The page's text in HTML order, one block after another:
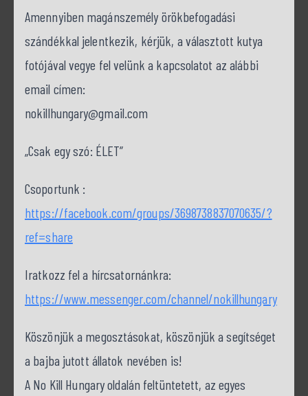
Amennyiben magánszemély örökbefogadási
szándékkal jelentkezik, kérjük, a választott kutya
fotójával vegye fel velünk a kapcsolatot az alábbi
email címen:
nokillhungary@gmail.com
„Csak egy szó: ÉLET”
Csoportunk :
https://facebook.com/groups/3698738837070635/?
ref=share
Iratkozz fel a hírcsatornánkra:
https://www.messenger.com/channel/nokillhungary
Köszönjük a megosztásokat, köszönjük a segítséget
a bajba jutott állatok nevében is!
A No Kill Hungary oldalán feltüntetett, az egyes